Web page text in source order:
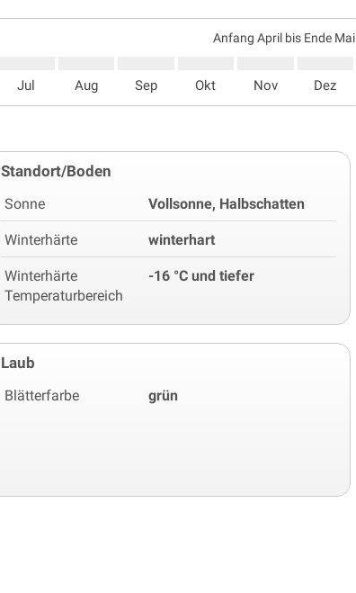
Anfang April bis Ende Mai
Jul Aug Sep Okt Nov Dez
Standort/Boden
Sonne Vollsonne, Halbschatten
Winterhärte winterhart
Winterhärte
Temperaturbereich
-16 °C und tiefer
Laub
Blätterfarbe grün